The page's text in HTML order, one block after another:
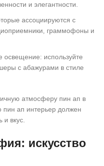
и элегантности.
ассоциируются с
граммофоны и
освещение: используйте
с абажурами в стиле
атмосферу пин ап в
ап интерьер должен
вкус.
искусство